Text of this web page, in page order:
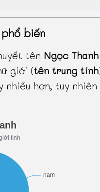
biến
tên Ngọc Thanh
giới (tên trung tính
nhiều hơn, tuy nhiên